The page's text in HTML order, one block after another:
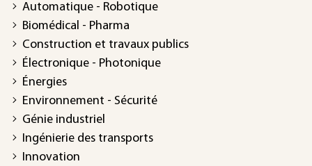
Automatique - Robotique
Biomédical - Pharma
Construction et travaux publics
Électronique - Photonique
Énergies
Environnement - Sécurité
Génie industriel
Ingénierie des transports
Innovation